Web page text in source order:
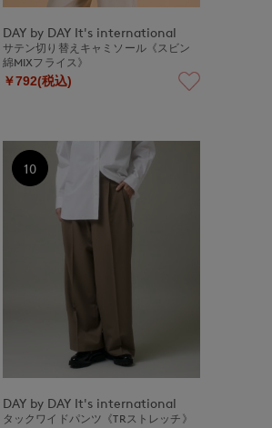
DAY by DAY It's international
サテン切り替えキャミソール《スビン
綿MIXフライス》
￥792(税込)
DAY by DAY It's international
タックワイドパンツ《TRストレッチ》
10